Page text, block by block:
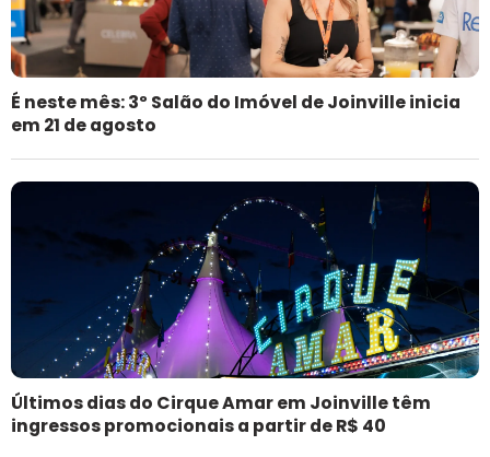
É neste mês: 3º Salão do Imóvel de Joinville inicia
em 21 de agosto
Últimos dias do Cirque Amar em Joinville têm
ingressos promocionais a partir de R$ 40